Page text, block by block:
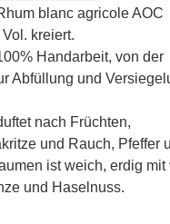
blanc agricole AOC
kreiert.
Handarbeit, von der
Abfüllung und
nach Früchten,
und Rauch, Pfeffer
ist weich, erdig mit
und Haselnuss.